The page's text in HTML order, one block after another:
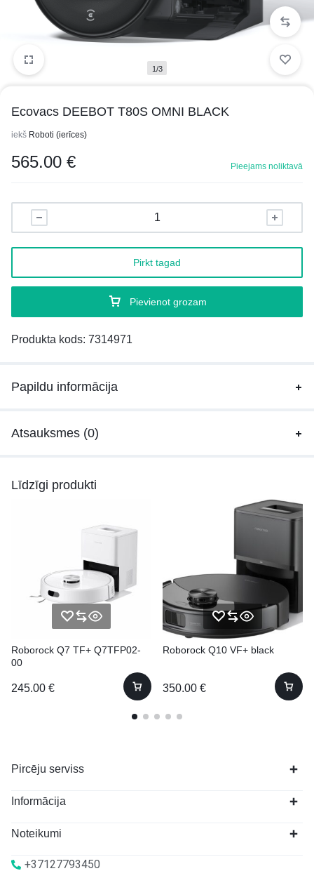
1/3
Ecovacs DEEBOT T80S OMNI BLACK
iekš Roboti (ierīces)
565.00 € Pieejams noliktavā
Pievienot grozam
Pirkt tagad
Produkta kods: 7314971
Papildu informācija
Atsauksmes (0)
Līdzīgi produkti
Roborock Q7 TF+ Q7TFP02-
00
245.00 €
Roborock Q10 VF+ black
350.00 €
Pircēju serviss
Informācija
Noteikumi
+37127793450